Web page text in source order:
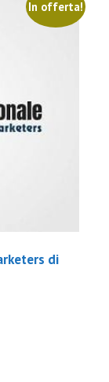
In offerta!
di